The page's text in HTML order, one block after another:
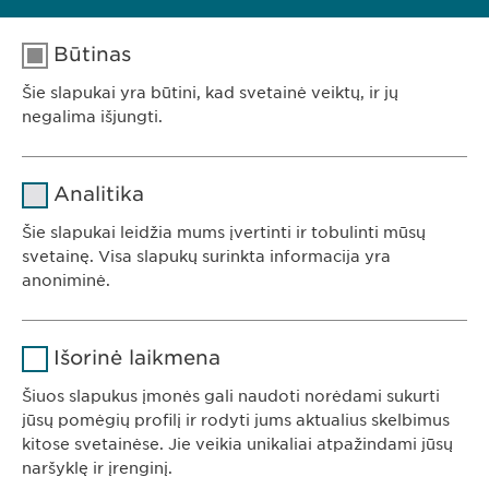
E. paštas:info@ewopharma.lt
Ewopharma UAB
KONTAKTAI
Tel. +370 5248 7350
Būtinas
Šie slapukai yra būtini, kad svetainė veiktų, ir jų
negalima išjungti.
Trukmė 1 metai
Saugo naudotojo slapuko sutikimo
Analitika
Šie slapukai leidžia mums įvertinti ir tobulinti mūsų
svetainę. Visa slapukų surinkta informacija yra
anoniminė.
Trukmė 1 diena
Išorinė laikmena
Šiuos slapukus įmonės gali naudoti norėdami sukurti
jūsų pomėgių profilį ir rodyti jums aktualius skelbimus
kitose svetainėse. Jie veikia unikaliai atpažindami jūsų
naršyklę ir įrenginį.